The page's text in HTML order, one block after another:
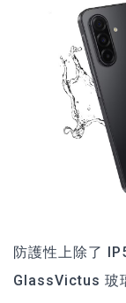
防護性上除了
GlassVictus 玻